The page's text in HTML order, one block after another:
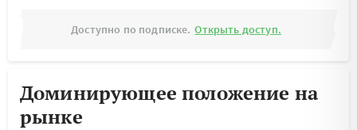
Доступно по подписке. Открыть доступ.
Доминирующее положение на
рынке